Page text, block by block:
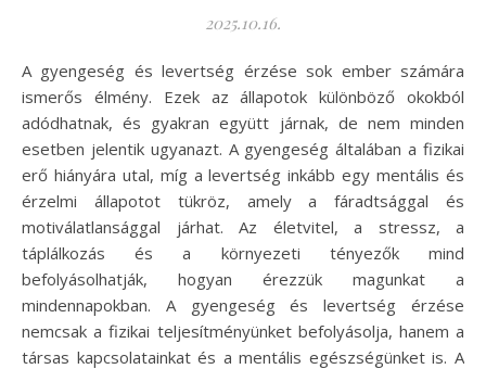
2025.10.16.
A gyengeség és levertség érzése sok ember számára
ismerős élmény. Ezek az állapotok különböző okokból
adódhatnak, és gyakran együtt járnak, de nem minden
esetben jelentik ugyanazt. A gyengeség általában a fizikai
erő hiányára utal, míg a levertség inkább egy mentális és
érzelmi állapotot tükröz, amely a fáradtsággal és
motiválatlansággal járhat. Az életvitel, a stressz, a
táplálkozás és a környezeti tényezők mind
befolyásolhatják, hogyan érezzük magunkat a
mindennapokban. A gyengeség és levertség érzése
nemcsak a fizikai teljesítményünket befolyásolja, hanem a
társas kapcsolatainkat és a mentális egészségünket is. A